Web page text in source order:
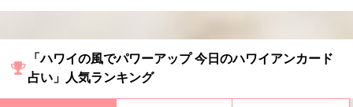
「ハワイの風でパワーアップ 今日のハワイアンカード
占い」人気ランキング